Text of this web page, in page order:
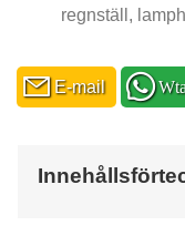
regnställ,
E-mail